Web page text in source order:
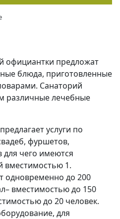
официантки предложат
блюда, приготовленные
Санаторий
различные лечебные
услуги по
фуршетов,
для чего имеются
вместимостью 1.
одновременно до 200
вместимостью до 150
до 20 человек.
для